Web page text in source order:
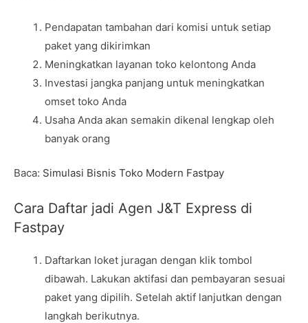
Pendapatan tambahan dari komisi untuk setiap
paket yang dikirimkan
Meningkatkan layanan toko kelontong Anda
Investasi jangka panjang untuk meningkatkan
omset toko Anda
Usaha Anda akan semakin dikenal lengkap oleh
banyak orang
Baca: Simulasi Bisnis Toko Modern Fastpay
Cara Daftar jadi Agen J&T Express di
Fastpay
Daftarkan loket juragan dengan klik tombol
dibawah. Lakukan aktifasi dan pembayaran sesuai
paket yang dipilih. Setelah aktif lanjutkan dengan
langkah berikutnya.